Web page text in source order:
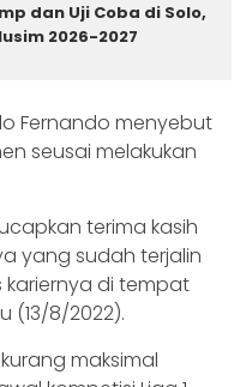
dan Uji Coba di Solo,
2026-2027
Fernando menyebut
seusai melakukan
terima kasih
yang sudah terjalin
kariernya di tempat
(13/8/2022).
maksimal